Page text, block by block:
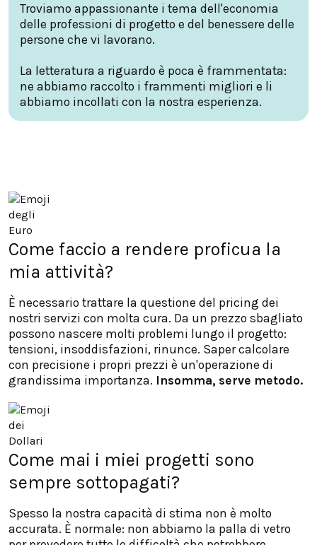
Troviamo appassionante i tema dell'economia
delle professioni di progetto e del benessere delle
persone che vi lavorano.
La letteratura a riguardo è poca è frammentata:
ne abbiamo raccolto i frammenti migliori e li
abbiamo incollati con la nostra esperienza.
Come faccio a rendere proficua la
mia attività?
È necessario trattare la questione del pricing dei
nostri servizi con molta cura. Da un prezzo sbagliato
possono nascere molti problemi lungo il progetto:
tensioni, insoddisfazioni, rinunce. Saper calcolare
con precisione i propri prezzi è un'operazione di
grandissima importanza. Insomma, serve metodo.
Come mai i miei progetti sono
sempre sottopagati?
Spesso la nostra capacità di stima non è molto
accurata. È normale: non abbiamo la palla di vetro